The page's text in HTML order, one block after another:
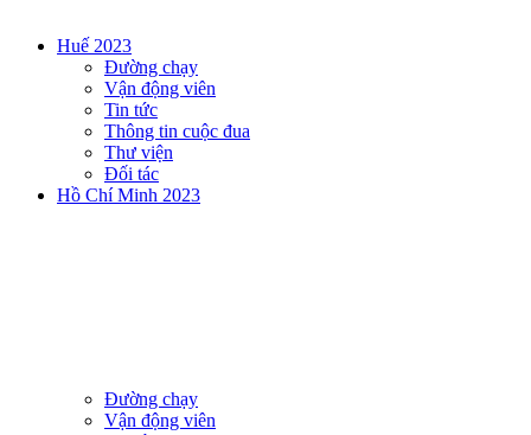
Huế 2023
Đường chạy
Vận động viên
Tin tức
Thông tin cuộc đua
Thư viện
Đối tác
Hồ Chí Minh 2023
Đường chạy
Vận động viên